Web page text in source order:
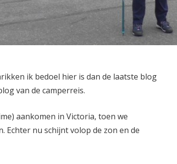
ik bedoel hier is dan de laatste blog
van de camperreis.
aankomen in Victoria, toen we
Echter nu schijnt volop de zon en de